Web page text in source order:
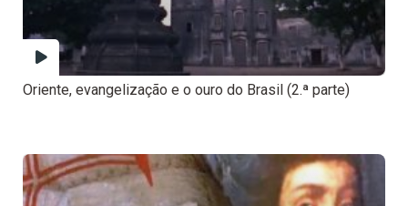
Oriente, evangelização e o ouro do Brasil (2.ª parte)